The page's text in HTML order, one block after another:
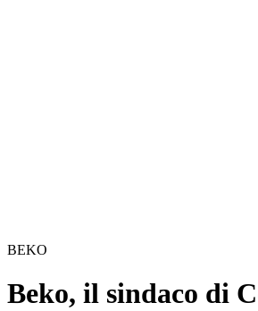
BEKO
Beko, il sindaco di